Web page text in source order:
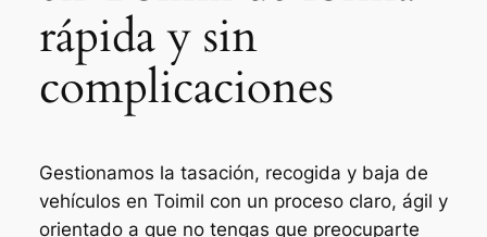
rápida y sin
complicaciones
Gestionamos la tasación, recogida y baja de
vehículos en Toimil con un proceso claro, ágil y
orientado a que no tengas que preocuparte